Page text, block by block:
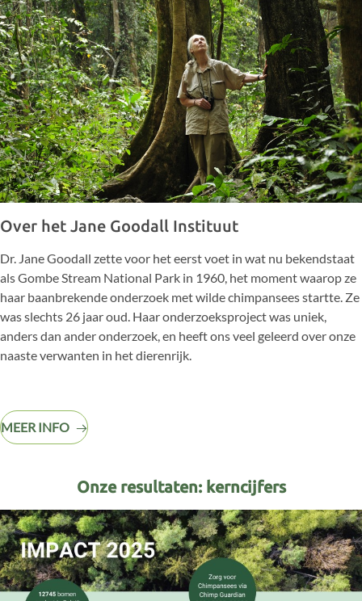
Over het Jane Goodall Instituut
Dr. Jane Goodall zette voor het eerst voet in wat nu bekendstaat
als Gombe Stream National Park in 1960, het moment waarop ze
haar baanbrekende onderzoek met wilde chimpansees startte. Ze
was slechts 26 jaar oud. Haar onderzoeksproject was uniek,
anders dan ander onderzoek, en heeft ons veel geleerd over onze
naaste verwanten in het dierenrijk.
MEER INFO
Onze resultaten: kerncijfers